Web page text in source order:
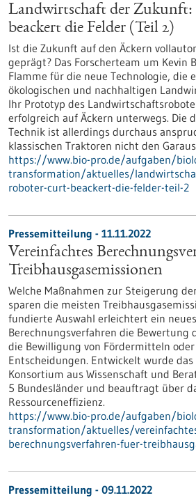
Landwirtschaft der
beackert die Felder (Teil 2)
Ist die Zukunft auf den Äckern
geprägt? Das Forscherteam um Kevin
Flamme für die neue Technologie, die
ökologischen und nachhaltigen
Ihr Prototyp des
erfolgreich auf Äckern unterwegs. Die
Technik ist allerdings durchaus
klassischen Traktoren nicht den
https://www.bio-pro.de/aufgaben/
transformation/aktuelles/
roboter-curt-beackert-die-felder-teil-2
Pressemitteilung - 11.11.2022
Vereinfachtes
Treibhausgasemissionen
Welche Maßnahmen zur Steigerung
sparen die meisten
fundierte Auswahl erleichtert ein neues
Berechnungsverfahren die Bewertung
die Bewilligung von Fördermitteln
Entscheidungen. Entwickelt wurde
Konsortium aus Wissenschaft und
5 Bundesländer und beauftragt über
Ressourceneffizienz.
https://www.bio-pro.de/aufgaben/
transformation/aktuelles/
berechnungsverfahren-fuer-
Pressemitteilung - 09.11.2022